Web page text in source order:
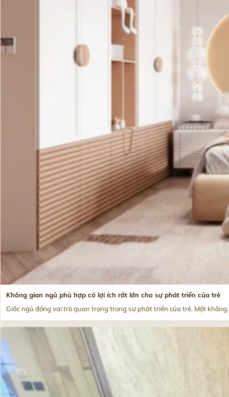
Không gian ngủ phù hợp có lợi ích rất lớn cho sự phát triển của trẻ
Giấc ngủ đóng vai trò quan trọng trong sự phát triển của trẻ. Một